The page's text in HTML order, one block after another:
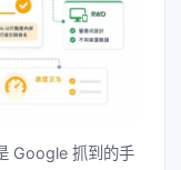
Google 抓到的手